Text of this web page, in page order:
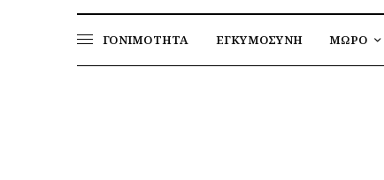
ΓΟΝΙΜΟΤΗΤΑ ΕΓΚΥΜΟΣΥΝΗ ΜΩΡΟ